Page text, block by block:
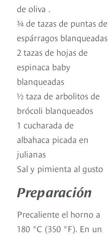
de oliva .
¾ de tazas de puntas de
espárragos blanqueadas
2 tazas de hojas de
espinaca baby
blanqueadas
½ taza de arbolitos de
brócoli blanqueados
1 cucharada de
albahaca picada en
julianas
Sal y pimienta al gusto
Preparación
Precaliente el horno a
180 °C (350 °F). En un